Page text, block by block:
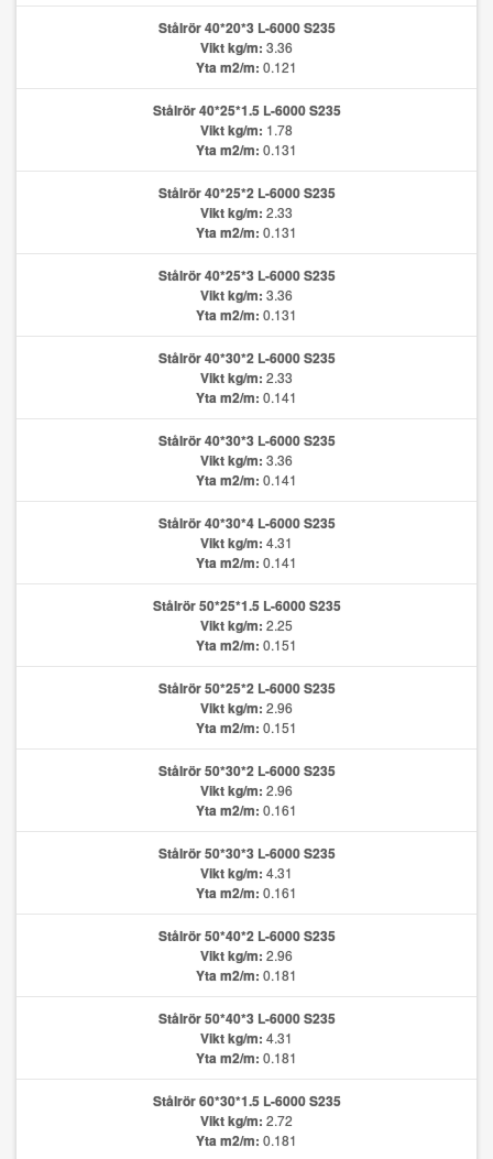
Stålrör 40*20*3 L-6000 S235
Vikt kg/m: 3.36
Yta m2/m: 0.121
Stålrör 40*25*1.5 L-6000 S235
Vikt kg/m: 1.78
Yta m2/m: 0.131
Stålrör 40*25*2 L-6000 S235
Vikt kg/m: 2.33
Yta m2/m: 0.131
Stålrör 40*25*3 L-6000 S235
Vikt kg/m: 3.36
Yta m2/m: 0.131
Stålrör 40*30*2 L-6000 S235
Vikt kg/m: 2.33
Yta m2/m: 0.141
Stålrör 40*30*3 L-6000 S235
Vikt kg/m: 3.36
Yta m2/m: 0.141
Stålrör 40*30*4 L-6000 S235
Vikt kg/m: 4.31
Yta m2/m: 0.141
Stålrör 50*25*1.5 L-6000 S235
Vikt kg/m: 2.25
Yta m2/m: 0.151
Stålrör 50*25*2 L-6000 S235
Vikt kg/m: 2.96
Yta m2/m: 0.151
Stålrör 50*30*2 L-6000 S235
Vikt kg/m: 2.96
Yta m2/m: 0.161
Stålrör 50*30*3 L-6000 S235
Vikt kg/m: 4.31
Yta m2/m: 0.161
Stålrör 50*40*2 L-6000 S235
Vikt kg/m: 2.96
Yta m2/m: 0.181
Stålrör 50*40*3 L-6000 S235
Vikt kg/m: 4.31
Yta m2/m: 0.181
Stålrör 60*30*1.5 L-6000 S235
Vikt kg/m: 2.72
Yta m2/m: 0.181